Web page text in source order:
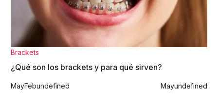
Brackets
¿Qué son los brackets y para qué sirven?
MayFebundefined Mayundefined